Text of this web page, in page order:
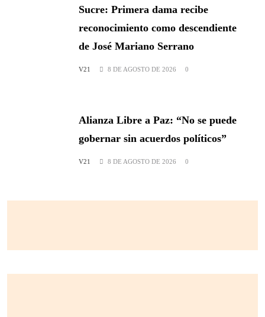
Sucre: Primera dama recibe
reconocimiento como descendiente
de José Mariano Serrano
V21 8 DE AGOSTO DE 2026 0
Alianza Libre a Paz: “No se puede
gobernar sin acuerdos políticos”
V21 8 DE AGOSTO DE 2026 0